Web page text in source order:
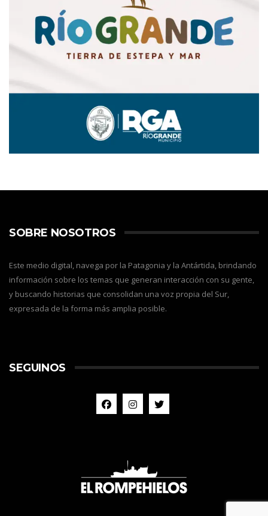
SOBRE NOSOTROS
Este medio digital, navega por la Patagonia y la Antártida, brindando
información sobre los temas que generan interacción con su gente,
y buscando historias que consolidan una voz propia del Sur,
expresada de la forma más amplia posible.
SEGUINOS